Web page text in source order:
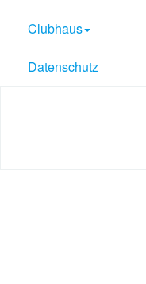
Clubhaus
Datenschutz